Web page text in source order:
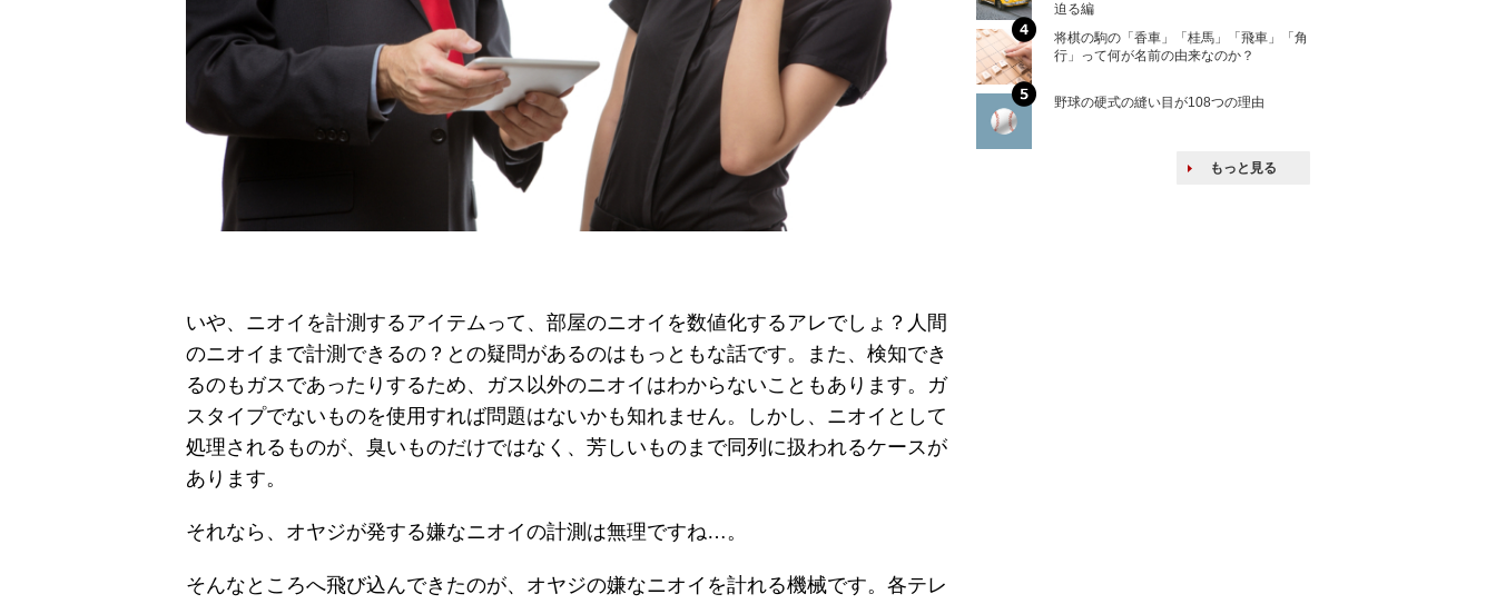
いや、ニオイを計測するアイテムって、部屋のニオイを数値化するアレでしょ？人間
のニオイまで計測できるの？との疑問があるのはもっともな話です。また、検知でき
るのもガスであったりするため、ガス以外のニオイはわからないこともあります。ガ
スタイプでないものを使用すれば問題はないかも知れません。しかし、ニオイとして
処理されるものが、臭いものだけではなく、芳しいものまで同列に扱われるケースが
あります。
それなら、オヤジが発する嫌なニオイの計測は無理ですね…。
そんなところへ飛び込んできたのが、オヤジの嫌なニオイを計れる機械です。各テレ
迫る編
将棋の駒の「香車」「桂馬」「飛車」「角
行」って何が名前の由来なのか？
野球の硬式の縫い目が108つの理由
もっと見る